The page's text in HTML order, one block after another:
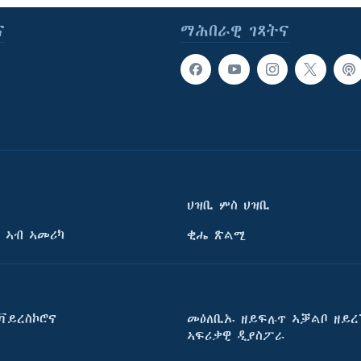
ማሕበራዊ ገጻትና
ኣብ ኣመሪካ
ህዝቢ ምስ ህዝቢ
ቂሔ ጽልሚ
መዕለቢኡ ዘይፍሉጥ ኣቓልቦ
ኣፍሪቃዊ ዲያስፖራ